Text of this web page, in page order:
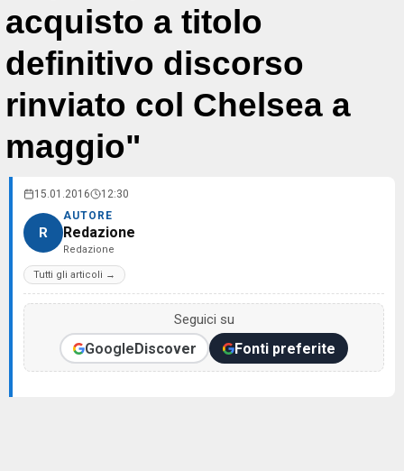
acquisto a titolo
definitivo discorso
rinviato col Chelsea a
maggio"
15.01.2016 12:30
R
AUTORE
Redazione
Redazione
Tutti gli articoli →
Seguici su
GoogleDiscover Fonti preferite